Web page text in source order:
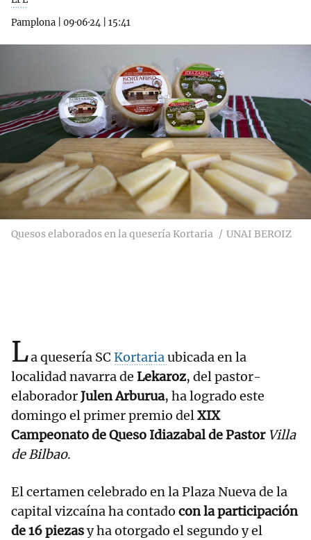
Pamplona
09·06·24 15:41
Quesos elaborados en la quesería Kortaria UNAI BEROIZ
La quesería SC Kortariaubicada en la
localidad navarra de Lekaroz, del pastor-
elaboradorJulen Arburua, ha logrado este
domingo el primer premio delXIX
Campeonato de Queso Idiazabal de Pastor Villa
de Bilbao.
El certamen celebrado en la Plaza Nueva de la
capital vizcaína ha contado con la participación
de 16 piezasy ha otorgado el segundo y el